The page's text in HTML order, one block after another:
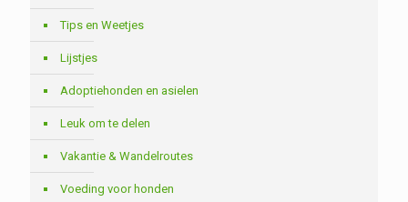
Tips en Weetjes
Lijstjes
Adoptiehonden en asielen
Leuk om te delen
Vakantie & Wandelroutes
Voeding voor honden